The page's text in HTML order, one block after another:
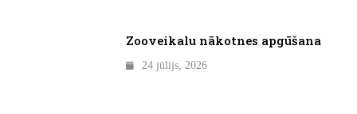
Zooveikalu nākotnes apgūšana
24 jūlijs, 2026